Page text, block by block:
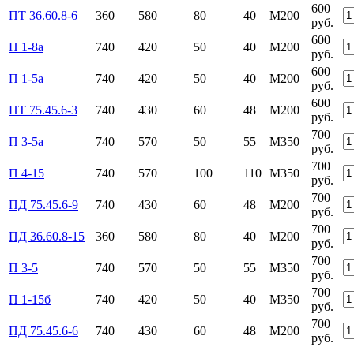
ПТ 36.60.8-6
360 580 80 40 М200
600
руб.
П 1-8а
740 420 50 40 М200
600
руб.
П 1-5а
740 420 50 40 М200
600
руб.
ПТ 75.45.6-3
740 430 60 48 М200
600
руб.
П 3-5а
740 570 50 55 М350
700
руб.
П 4-15
740 570 100 110 М350
700
руб.
ПД 75.45.6-9
740 430 60 48 М200
700
руб.
ПД 36.60.8-15
360 580 80 40 М200
700
руб.
П 3-5
740 570 50 55 М350
700
руб.
П 1-15б
740 420 50 40 М350
700
руб.
ПД 75.45.6-6
740 430 60 48 М200
700
руб.